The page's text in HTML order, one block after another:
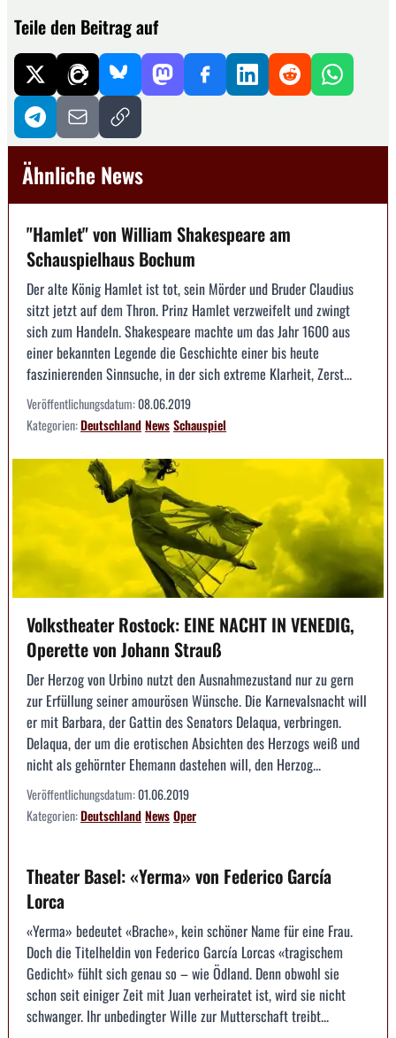
Teile den Beitrag auf
Ähnliche News
"Hamlet" von William Shakespeare am
Schauspielhaus Bochum
Der alte König Hamlet ist tot, sein Mörder und Bruder Claudius
sitzt jetzt auf dem Thron. Prinz Hamlet verzweifelt und zwingt
sich zum Handeln. Shakespeare machte um das Jahr 1600 aus
einer bekannten Legende die Geschichte einer bis heute
faszinierenden Sinnsuche, in der sich extreme Klarheit, Zerst...
Veröffentlichungsdatum:08.06.2019
Kategorien:DeutschlandNewsSchauspiel
Volkstheater Rostock: EINE NACHT IN VENEDIG,
Operette von Johann Strauß
Der Herzog von Urbino nutzt den Ausnahmezustand nur zu gern
zur Erfüllung seiner amourösen Wünsche. Die Karnevalsnacht will
er mit Barbara, der Gattin des Senators Delaqua, verbringen.
Delaqua, der um die erotischen Absichten des Herzogs weiß und
nicht als gehörnter Ehemann dastehen will, den Herzog...
Veröffentlichungsdatum:01.06.2019
Kategorien:DeutschlandNewsOper
Theater Basel: «Yerma» von Federico García
Lorca
«Yerma» bedeutet «Brache», kein schöner Name für eine Frau.
Doch die Titelheldin von Federico García Lorcas «tragischem
Gedicht» fühlt sich genau so – wie Ödland. Denn obwohl sie
schon seit einiger Zeit mit Juan verheiratet ist, wird sie nicht
schwanger. Ihr unbedingter Wille zur Mutterschaft treibt...